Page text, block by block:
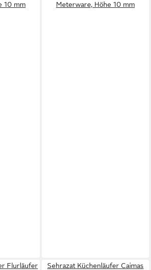
10 mm
Meterware, Höhe 10 mm
Flurläufer
Sehrazat Küchenläufer Caimas